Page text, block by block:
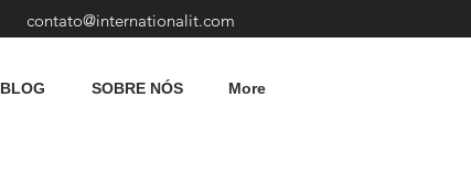
contato@internationalit.com
BLOG SOBRE NÓS More